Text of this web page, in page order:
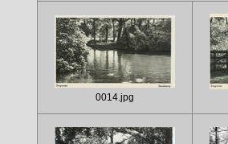
0014.jpg